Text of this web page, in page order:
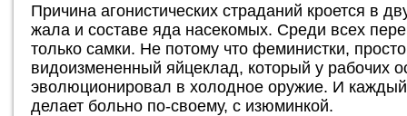
Причина агонистических страданий кроется в
жала и составе яда насекомых. Среди всех
только самки. Не потому что феминистки,
видоизмененный яйцеклад, который у рабочих
эволюционировал в холодное оружие. И каждый
делает больно по-своему, с изюминкой.